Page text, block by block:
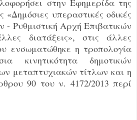
υπεραστικές οδικές
- Ρυθμιστική Αρχή Επιβατικών
διατάξεις», στις άλλες
ενσωματώθηκε η τροπολογία
κινητικότητα δημοτικών
μεταπτυχιακών τίτλων και η
90 του ν. 4172/2013 περί